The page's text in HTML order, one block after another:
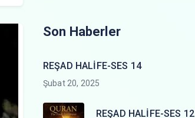
Son Haberler
REŞAD HALİFE-SES 14
Şubat 20, 2025
REŞAD HALİFE-SES 12